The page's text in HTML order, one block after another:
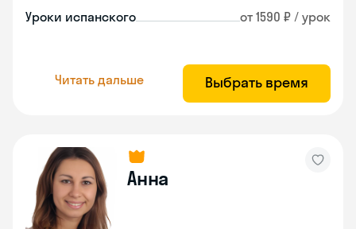
Уроки испанского от 1590 ₽ / урок
Читать дальше Выбрать время
Анна